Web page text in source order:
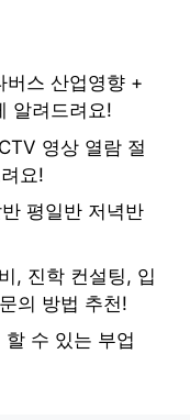
버스 산업영향 +
알려드려요!
영상 열람 절
요!
평일반 저녁반
, 진학 컨설팅, 입
의 방법 추천!
수 있는 부업